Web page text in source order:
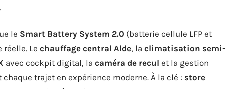
le Smart Battery System 2.0 (batterie cellule LFP et
réelle. Le chauffage central Alde, la climatisation semi-
avec cockpit digital, la caméra de recul et la gestion
trajet en expérience moderne. À la clé : store